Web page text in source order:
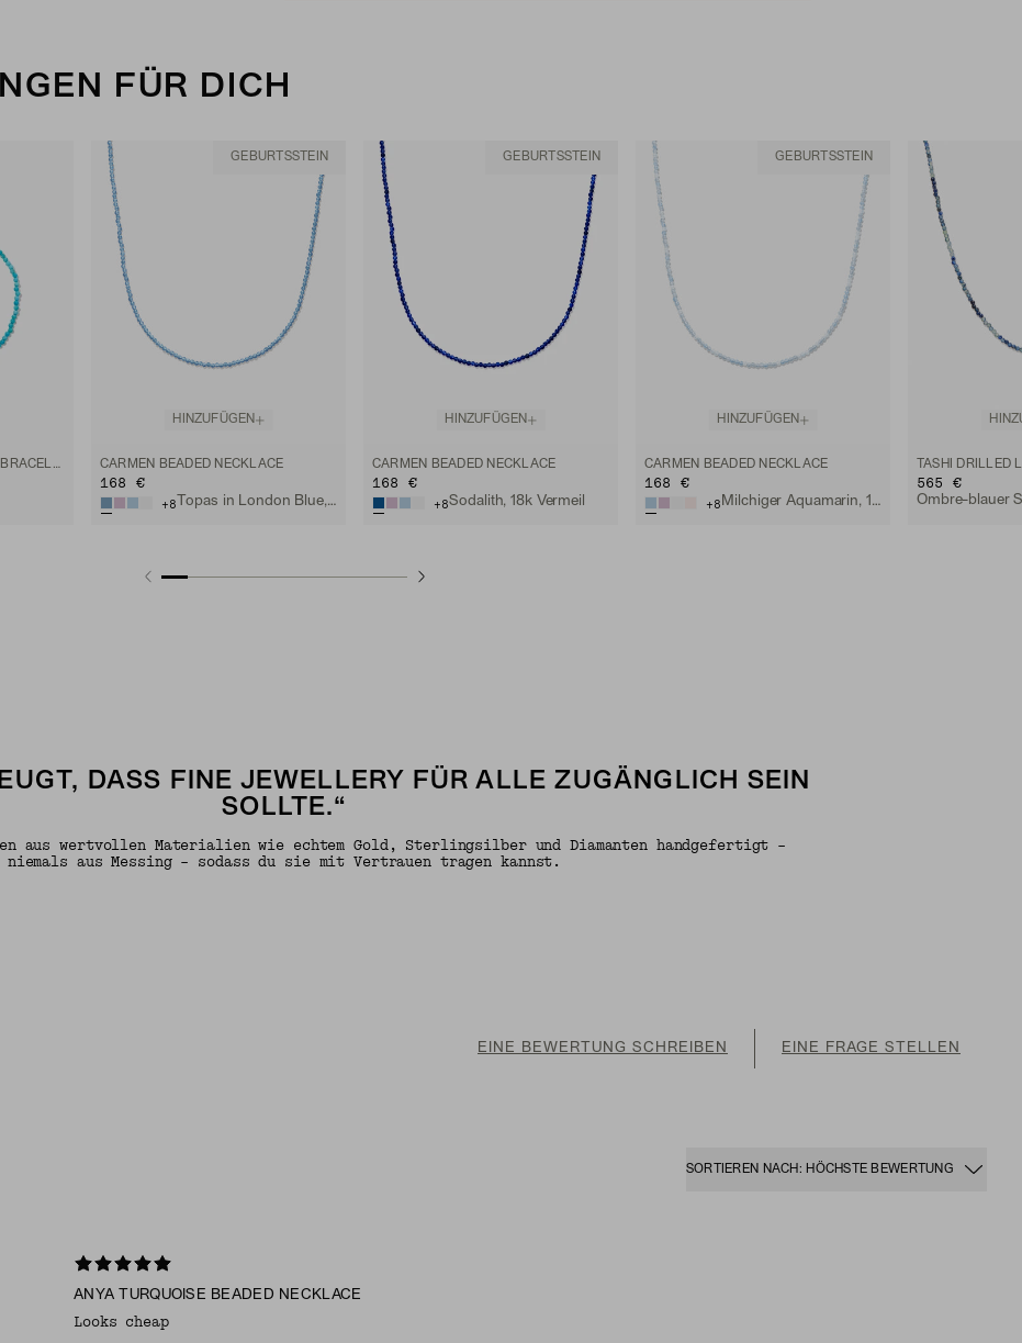
FÜR DICH
ANYA TURQUOISE BEADED BRACELET
GEBURTSSTEIN
HINZUFÜGEN
CARMEN BEADED NECKLACE
168 €
+8 Topas in London Blue, 18k Vermeil
GEBURTSSTEIN
HINZUFÜGEN
CARMEN BEADED NECKLACE
168 €
+8Sodalith, 18k Vermeil
GEBURTSSTEIN
HINZUFÜGEN
CARMEN BEADED NECKLACE
168 €
+8 Milchiger Aquamarin, 18k Vermeil
565 €
DASS FINE JEWELLERY FÜR ALLE ZUGÄNGLICH SEIN
SOLLTE.“
aus wertvollen Materialien wie echtem Gold, Sterlingsilber und Diamanten handgefertigt –
niemals aus Messing – sodass du sie mit Vertrauen tragen kannst.
EINE BEWERTUNG SCHREIBEN EINE FRAGE STELLEN
SORTIEREN NACH: HÖCHSTE BEWERTUNG
ANYA TURQUOISE BEADED NECKLACE
Looks cheap